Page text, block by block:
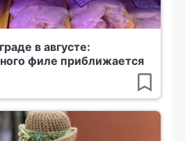
в августе:
филе приближается